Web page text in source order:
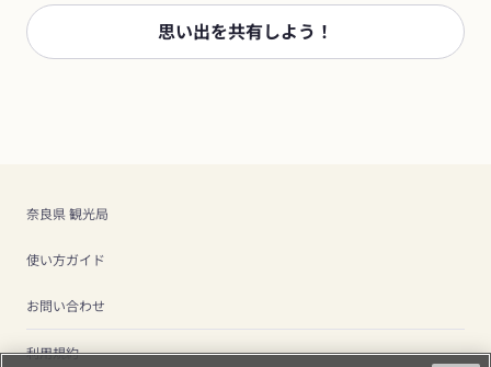
思い出を共有しよう！
奈良県 観光局
使い方ガイド
お問い合わせ
利用規約